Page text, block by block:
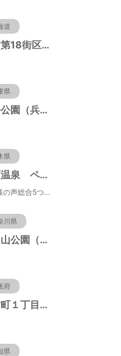
道
日吉第18街区公園（北海道函館市）
県
若松公園（兵庫県神戸市）
県
那須温泉 ペット＆スパホテル 那須ワン
お客様の声総合5つ星■1日限定４組貸切風呂■室内ドッグランあり♪
川県
田島山公園（神奈川県藤沢市）
府
若竹町１丁目第３公園（大阪府豊中市）
県